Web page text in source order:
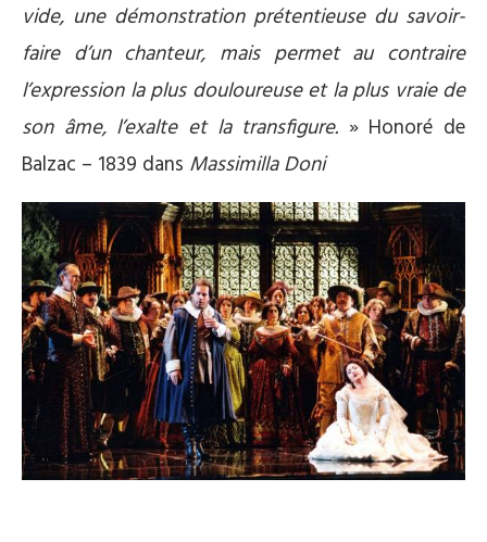
vide, une démonstration prétentieuse du savoir-
faire d’un chanteur, mais permet au contraire
l’expression la plus douloureuse et la plus vraie de
son âme, l’exalte et la transfigure. » Honoré de
Balzac – 1839 dans Massimilla Doni